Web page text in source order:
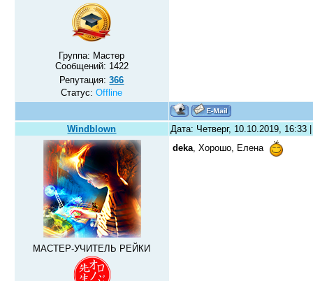
Группа: Мастер
Сообщений: 1422
Репутация:366
Статус:Offline
Windblown Дата: Четверг, 10.10.2019,
МАСТЕР-УЧИТЕЛЬ РЕЙКИ
deka , Хорошо, Елена